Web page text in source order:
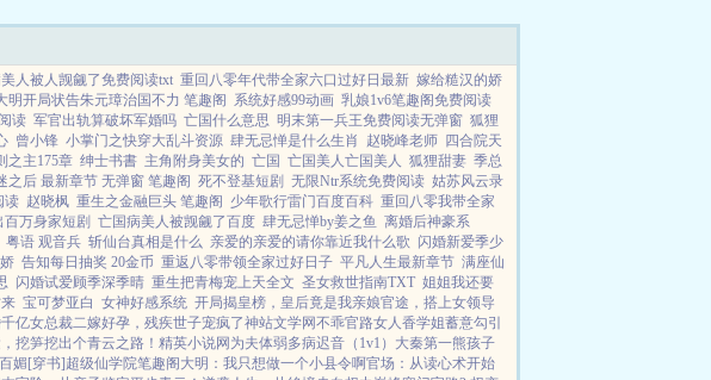
人被人觊觎了免费阅读txt 重回八零年代带全家六口过好日最新 嫁给糙汉的娇
明开局状告朱元璋治国不力 笔趣阁 系统好感99动画 乳娘1v6笔趣阁免费阅读
读 军官出轨算破坏军婚吗 亡国什么意思 明末第一兵王免费阅读无弹窗 狐狸
曾小锋 小掌门之快穿大乱斗资源 肆无忌惮是什么生肖 赵晓峰老师 四合院天
之主175章 绅士书書 主角附身美女的 亡国 亡国美人亡国美人 狐狸甜妻 季总
之后 最新章节 无弹窗 笔趣阁 死不登基短剧 无限Ntr系统免费阅读 姑苏风云录
读 赵晓枫 重生之金融巨头 笔趣阁 少年歌行雷门百度百科 重回八零我带全家
万身家短剧 亡国病美人被觊觎了百度 肆无忌惮by姜之鱼 离婚后神豪系
粤语 观音兵 斩仙台真相是什么 亲爱的亲爱的请你靠近我什么歌 闪婚新爱季少
告知每日抽奖 20金币 重返八零带领全家过好日子 平凡人生最新章节 满座仙
闪婚试爱顾季深季晴 重生把青梅宠上天全文 圣女救世指南TXT 姐姐我还要
宝可梦亚白 女神好感系统 开局揭皇榜，皇后竟是我亲娘官途，搭上女领导
亿女总裁二嫁好孕，残疾世子宠疯了神站文学网不乖官路女人香学姐蓄意勾引
挖笋挖出个青云之路！ 精英小说网 为夫体弱多病迟音（1v1） 大秦第一熊孩子
媚[穿书] 超级仙学院笔趣阁 大明：我只想做一个小县令啊官场：从读心术开始